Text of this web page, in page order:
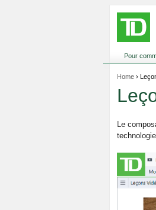
Pour
Home ›
Le